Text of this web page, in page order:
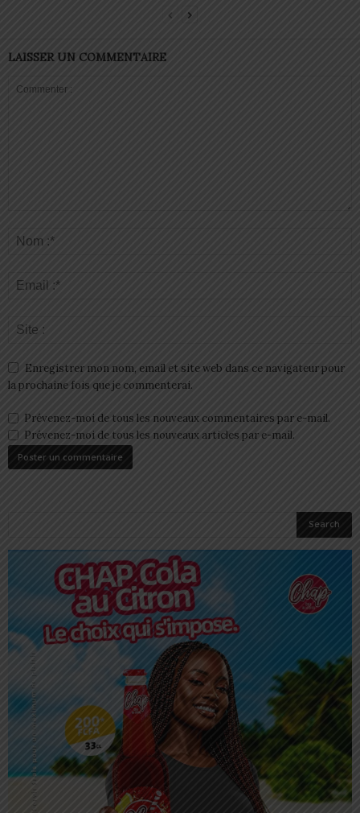
LAISSER UN COMMENTAIRE
Enregistrer mon nom, email et site web dans ce navigateur pour
la prochaine fois que je commenterai.
Prévenez-moi de tous les nouveaux commentaires par e-mail.
Prévenez-moi de tous les nouveaux articles par e-mail.